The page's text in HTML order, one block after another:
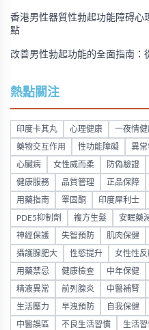
香港男性器質性勃起功能障碍心
點
改善男性勃起功能的全面指南：
熱點關注
印度卡其丸 心理健康 一夜情健
藥物交互作用 性功能障礙 異常
心臟病 女性威而柔 防偽驗證
健康服務 品質管理 正品保障
用藥指南 睪固酮 印度犀利士
PDE5抑制劑 複方生髮 安眠藥
神經保護 失智預防 肌肉保健
攝護腺肥大 性慾提升 女性性反
用藥禁忌 健康檢查 中年保健
精液異常 前列腺炎 中醫補腎
生活壓力 早洩預防 自我保健
中醫誤區 不良生活習慣 生活習